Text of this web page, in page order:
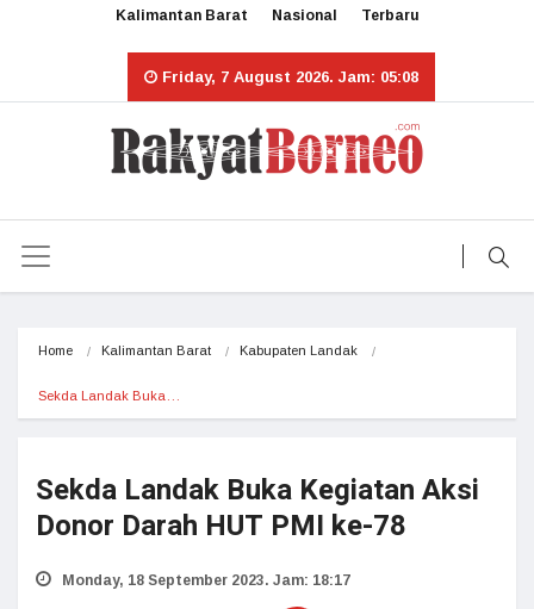
Kalimantan Barat Nasional Terbaru
Friday, 7 August 2026. Jam: 05:08
Home Kalimantan Barat Kabupaten Landak
Sekda Landak Buka…
Sekda Landak Buka Kegiatan Aksi
Donor Darah HUT PMI ke-78
Monday, 18 September 2023. Jam: 18:17